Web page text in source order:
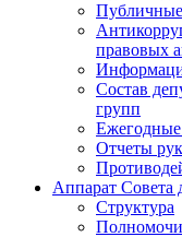
правовых
Состав
групп
Ежегодные
Отчеты
Аппарат Совета
Структура